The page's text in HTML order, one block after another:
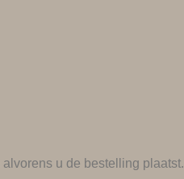
alvorens u de bestelling